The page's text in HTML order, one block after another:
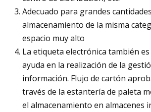
Adecuado para grandes
almacenamiento de la misma
espacio muy alto
La etiqueta electrónica también
ayuda en la realización de la
información. Flujo de cartón
través de la estantería de paleta
el almacenamiento en almacenes